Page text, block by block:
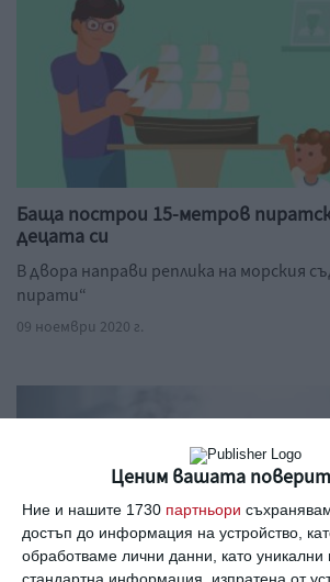
Ценим вашата
Ние и нашите 1730 партньори
достъп до информация на устройство,
обработваме лични данни, като
Баща построи 15-метров
децата си
В двора направи реплика на морския
пирати“
09 ноември 2020 г.